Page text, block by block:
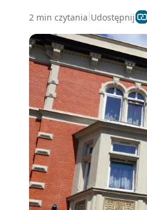
2 min czytania Udostępnij